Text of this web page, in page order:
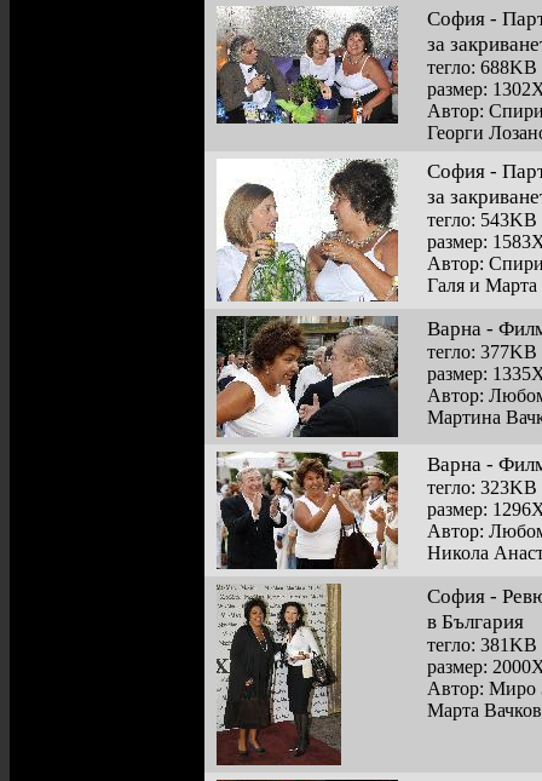
София -
за
тегло: 688KB
размер:
Автор:
Георги
София -
за
тегло: 543KB
размер:
Автор:
Галя и Марта
Варна -
тегло: 377KB
размер:
Автор:
Мартина
Варна -
тегло: 323KB
размер:
Автор:
Никола
София -
в България
тегло: 381KB
размер:
Автор: Миро
Марта